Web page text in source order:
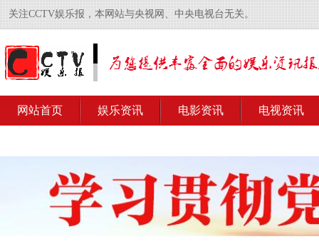
关注CCTV娱乐报，本网站与央视网、中央电视台无关。
网站首页 娱乐资讯 电影资讯 电视资讯